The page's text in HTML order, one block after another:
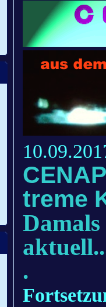
treme
Damals
.